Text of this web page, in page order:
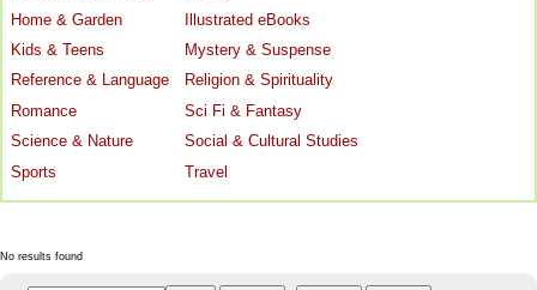
Home & Garden
Illustrated eBooks
Kids & Teens
Mystery & Suspense
Reference & Language
Religion & Spirituality
Romance
Sci Fi & Fantasy
Science & Nature
Social & Cultural Studies
Sports
Travel
No results found